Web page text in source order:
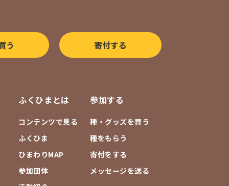
う 寄付する
ふくひまとは
コンテンツで見る
ふくひま
ひまわりMAP
参加団体
参加する
種・グッズを買う
種をもらう
寄付をする
メッセージを送る